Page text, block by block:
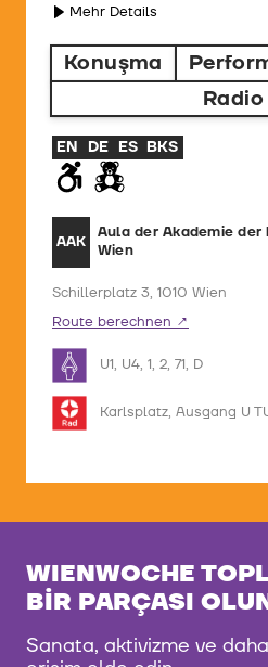
Mehr Details
Konuşma
Radio
EN DE ES BKS
AAK
Aula der Akademie
Wien
Schillerplatz 3, 1010 Wien
Route berechnen
U1, U4, 1, 2, 71, D
Karlsplatz, Ausgang U
WIENWOCHE
BIR PARÇASI
Sanata, aktivizme ve